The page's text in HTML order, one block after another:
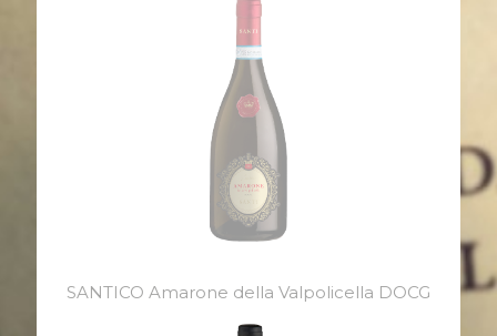
SANTICO Amarone della Valpolicella DOCG